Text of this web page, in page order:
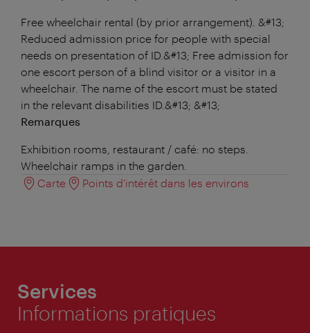
Free wheelchair rental (by prior arrangement). &#13;
Reduced admission price for people with special
needs on presentation of ID.&#13; Free admission for
one escort person of a blind visitor or a visitor in a
wheelchair. The name of the escort must be stated
in the relevant disabilities ID.&#13; &#13;
Remarques
Exhibition rooms, restaurant / café: no steps.
Wheelchair ramps in the garden.
Carte
Points d'intérêt dans les environs
Services
Informations pratiques